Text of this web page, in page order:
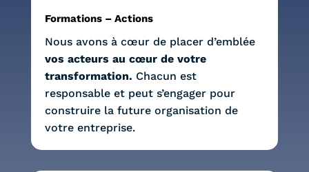
Formations – Actions
Nous avons à cœur de placer d’emblée
vos acteurs au cœur de votre
transformation. Chacun est
responsable et peut s’engager pour
construire la future organisation de
votre entreprise.